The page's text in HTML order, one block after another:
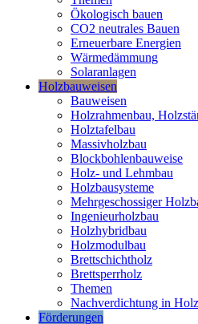
Ökologisch bauen
CO2 neutrales Bauen
Erneuerbare Energien
Wärmedämmung
Solaranlagen
Holzbauweisen
Bauweisen
Holzrahmenbau,
Holztafelbau
Massivholzbau
Blockbohlenbauweise
Holz- und Lehmbau
Holzbausysteme
Mehrgeschossiger
Ingenieurholzbau
Holzhybridbau
Holzmodulbau
Brettschichtholz
Brettsperrholz
Themen
Nachverdichtung in
Förderungen